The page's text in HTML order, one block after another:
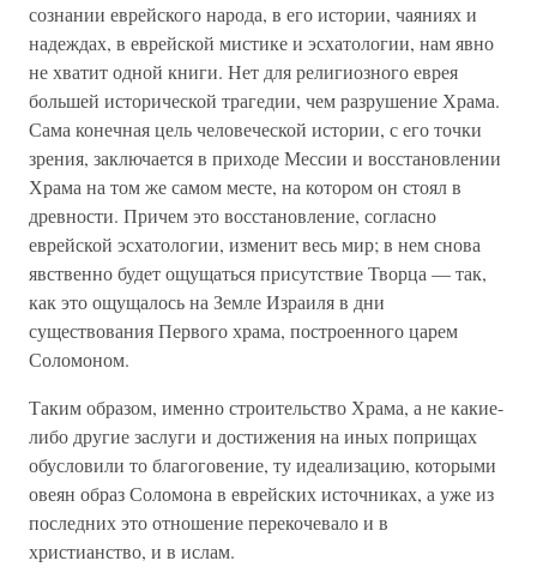
сознании еврейского народа, в его истории, чаяниях и
надеждах, в еврейской мистике и эсхатологии, нам явно
не хватит одной книги. Нет для религиозного еврея
большей исторической трагедии, чем разрушение Храма.
Сама конечная цель человеческой истории, с его точки
зрения, заключается в приходе Мессии и восстановлении
Храма на том же самом месте, на котором он стоял в
древности. Причем это восстановление, согласно
еврейской эсхатологии, изменит весь мир; в нем снова
явственно будет ощущаться присутствие Творца — так,
как это ощущалось на Земле Израиля в дни
существования Первого храма, построенного царем
Соломоном.
Таким образом, именно строительство Храма, а не какие-
либо другие заслуги и достижения на иных поприщах
обусловили то благоговение, ту идеализацию, которыми
овеян образ Соломона в еврейских источниках, а уже из
последних это отношение перекочевало и в
христианство, и в ислам.